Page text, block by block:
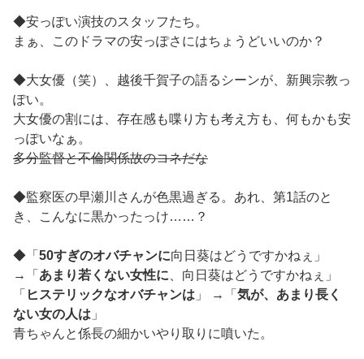
◆安っぽい演技のスタッフたち。
まぁ、このドラマの安っぽさにはちょうどいいのか？
◆大女優（笑）、越後千賀子の語るシーンが、新興宗教っ
ぽい。
大女優の割には、存在感も喋り方も考え方も、何もかも安
っぽいなぁ。
多分監督と不倫関係故のコネだな
◆監察医の早瀬川さんが色黒過ぎる。あれ、第1話のと
き、こんなに黒かったっけ……？
◆「 50すぎのオバチャンに向日葵はどうですかねぇ」
→「 あまり若くない女性に 、向日葵はどうですかねぇ」
「 ヒステリックなオバチャンは 」 →「 気が、あまり長く
ない女の人は 」
青ちゃんと係長の細かいやり取りに噴いた。